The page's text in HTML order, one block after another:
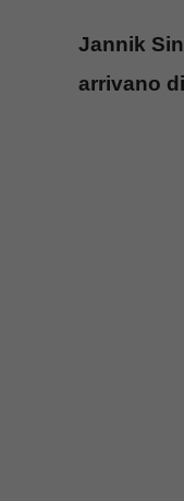
Jannik
arrivano